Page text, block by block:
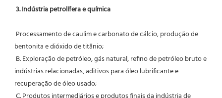
3. Indústria petrolífera e química
bentonita e dióxido de titânio;
indústrias relacionadas, aditivos para óleo lubrificante e
recuperação de óleo usado;